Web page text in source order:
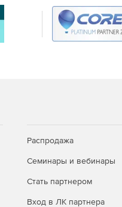
Распродажа
Семинары и вебинары
Стать партнером
Вход в ЛК партнера